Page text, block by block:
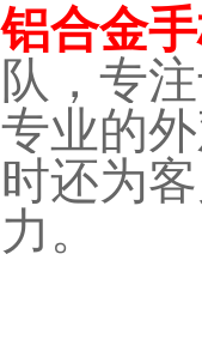
铝合金
队，专
专业的
时还为
力。